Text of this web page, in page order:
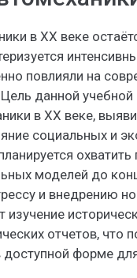
в XX веке
повлияли на
данной
в XX веке,
социальных и
моделей до
и внедрению
изучение
отчетов,
доступной форме